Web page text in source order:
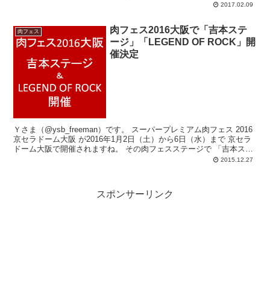
2017.02.09
肉フェス
肉フェス2016大阪で「吉本ステ
ージ」「LEGEND OF ROCK」開
催決定
Ｙさま（@ysb_freeman）です。 スーパープレミアム肉フェス 2016
京セラドーム大阪 が2016年1月2日（土）から6日（水）まで 京セラ
ドーム大阪で開催されますね。 その肉フェスステージで 「吉本ス
2015.12.27
スポンサーリンク